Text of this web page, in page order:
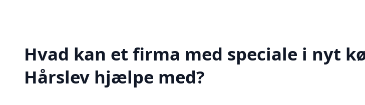
Hvad kan et firma med speciale i nyt
Hårslev hjælpe med?